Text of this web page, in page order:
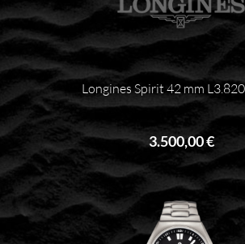
Longines Spirit 42 mm
3.500,00 €